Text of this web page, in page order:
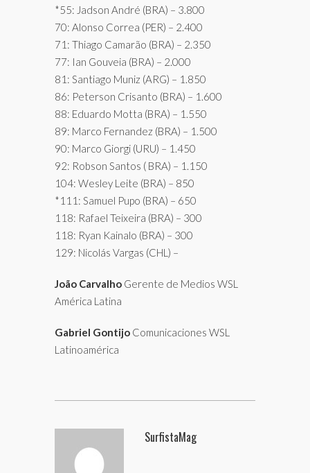
*55: Jadson André (BRA) – 3.800
70: Alonso Correa (PER) – 2.400
71: Thiago Camarão (BRA) – 2.350
77: Ian Gouveia (BRA) – 2.000
81: Santiago Muniz (ARG) – 1.850
86: Peterson Crisanto (BRA) – 1.600
88: Eduardo Motta (BRA) – 1.550
89: Marco Fernandez (BRA) – 1.500
90: Marco Giorgi (URU) – 1.450
92: Robson Santos ( BRA) – 1.150
104: Wesley Leite (BRA) – 850
*111: Samuel Pupo (BRA) – 650
118: Rafael Teixeira (BRA) – 300
118: Ryan Kainalo (BRA) – 300
129: Nicolás Vargas (CHL) –
João Carvalho Gerente de Medios WSL
América Latina
Gabriel Gontijo Comunicaciones WSL
Latinoamérica
SurfistaMag